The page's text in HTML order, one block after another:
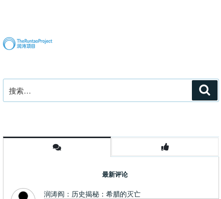
索：
最新评论
润涛阎：历史揭秘：希腊的灭亡